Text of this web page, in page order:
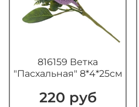
816159 Ветка
"Пасхальная" 8*4*25см
220 руб